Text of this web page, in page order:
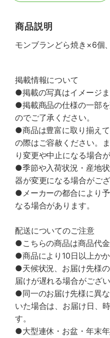
商品説明
モンブランどら焼き×6個
掲載情報について
●掲載の写真はイメージま
●掲載商品の仕様の一部
のでご了承ください。
●商品は豊富に取り揃え
の際はご容赦ください。
り変更や中止になる場合
●季節や入荷状況・産地
器が変更になる場合がござ
●メーカーの都合により
なる場合があります。
配送についてのご注意
●こちらの商品は商品代金
●商品により10日以上かか
●天候状況、お届け先様
届けが遅れる場合がござい
●同一のお届け先様に異
いた場合は、お届け日、
す。
●大型連休・お盆・年末